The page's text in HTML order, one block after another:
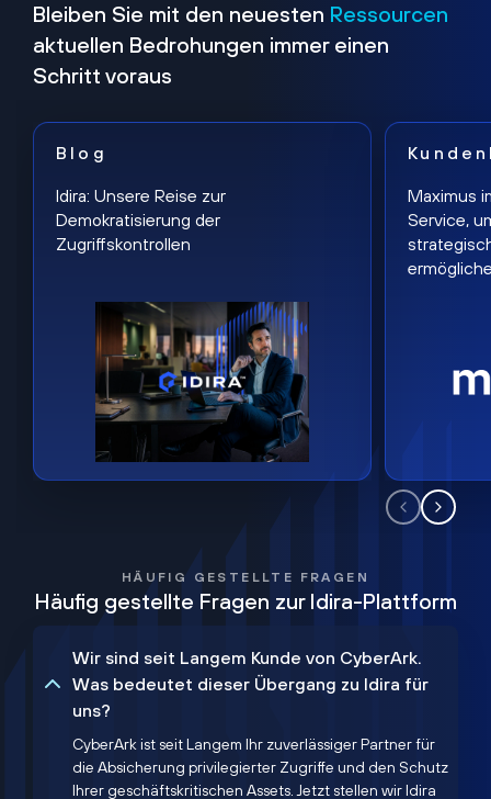
Bleiben Sie mit den neuesten Ressourcen
aktuellen Bedrohungen immer einen
Schritt voraus
Blog
Idira: Unsere Reise zur
Demokratisierung der
Zugriffskontrollen
Maximus
Service,
HÄUFIG GESTELLTE FRAGEN
Häufig gestellte Fragen zur Idira-Plattform
Wir sind seit Langem Kunde von CyberArk.
Was bedeutet dieser Übergang zu Idira für
uns?
CyberArk ist seit Langem Ihr zuverlässiger Partner für
die Absicherung privilegierter Zugriffe und den Schutz
Ihrer geschäftskritischen Assets. Jetzt stellen wir Idira